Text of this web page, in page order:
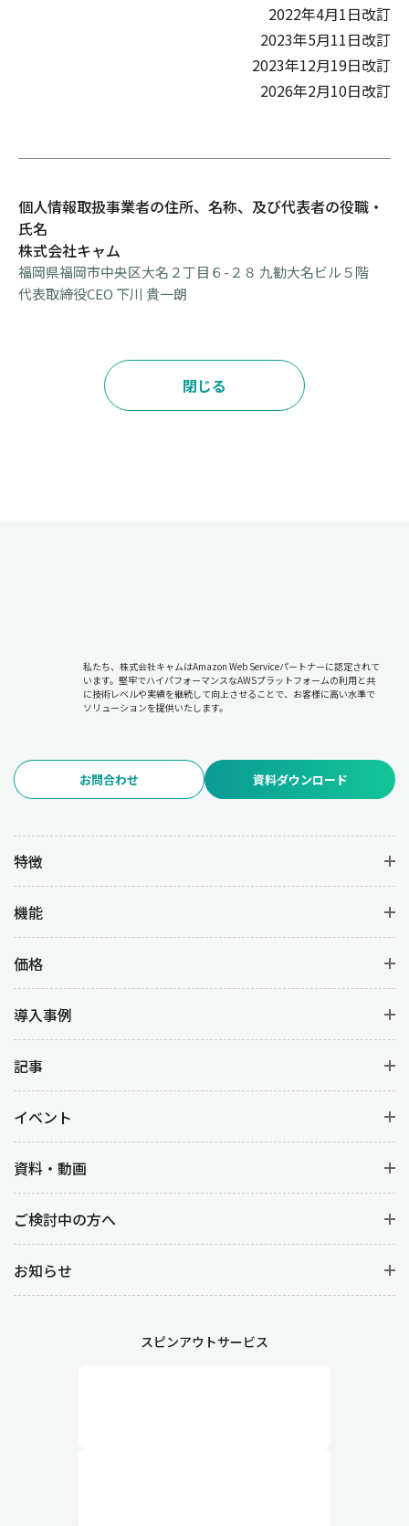
2022年4月1日改訂
2023年5月11日改訂
2023年12月19日改訂
2026年2月10日改訂
個人情報取扱事業者の住所、名称、及び代表者の役職・
氏名
株式会社キャム
福岡県福岡市中央区大名２丁目６-２８ 九勧大名ビル５階
代表取締役CEO 下川 貴一朗
閉じる
私たち、株式会社キャムはAmazon Web Serviceパートナーに認定されて
います。堅牢でハイパフォーマンスなAWSプラットフォームの利用と共
に技術レベルや実績を継続して向上させることで、お客様に高い水準で
ソリューションを提供いたします。
お問合わせ 資料ダウンロード
特徴
機能
価格
導入事例
記事
イベント
資料・動画
ご検討中の方へ
お知らせ
スピンアウトサービス